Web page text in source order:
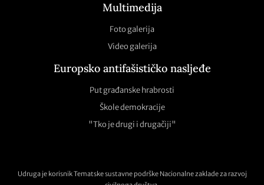
Multimedija
Foto galerija
Video galerija
Europsko antifašističko nasljeđe
Put građanske hrabrosti
Škole demokracije
"Tko je drugi i drugačiji"
Udruga je korisnik Tematske sustavne podrške Nacionalne zaklade za razvoj